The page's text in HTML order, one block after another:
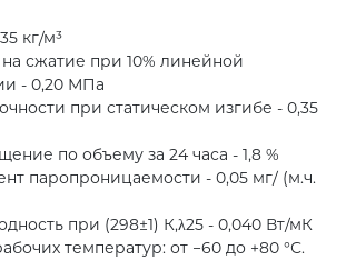
кг/м³
сжатие при 10% линейной
- 0,20 МПа
при статическом изгибе - 0,35
по объему за 24 часа - 1,8 %
паропроницаемости - 0,05 мг/ (м.ч.
при (298±1) К,λ25 - 0,040 Вт/мК
температур: от −60 до +80 °С.